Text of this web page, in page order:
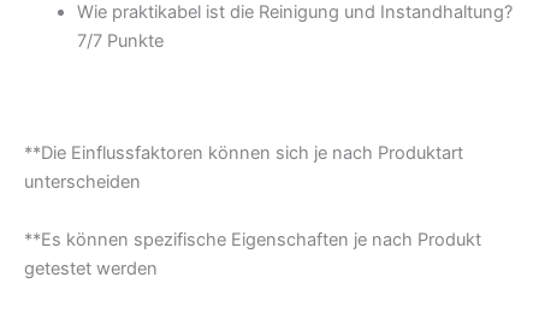
Wie praktikabel ist die Reinigung und Instandhaltung?
7/7 Punkte
**Die Einflussfaktoren können sich je nach Produktart
unterscheiden
**Es können spezifische Eigenschaften je nach Produkt
getestet werden